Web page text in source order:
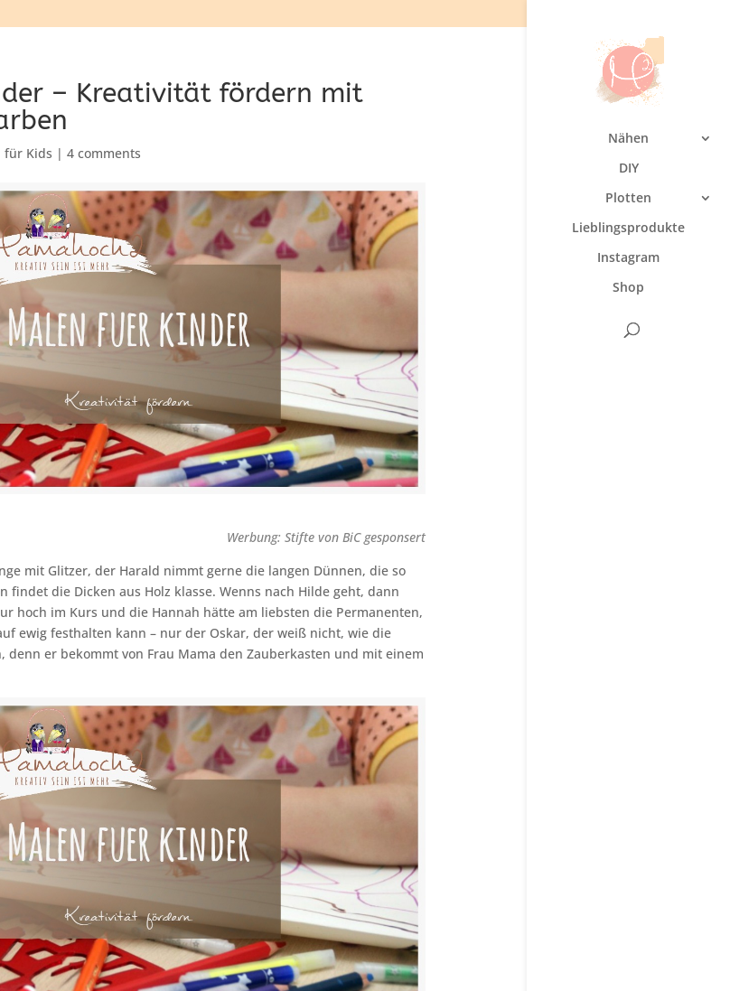
Nähen
DIY
Plotten
Lieblingsprodukte
Instagram
Shop
– Kreativität fördern mit
für Kids |4 comments
Werbung: Stifte von BiC gesponsert
mit Glitzer, der Harald nimmt gerne die langen Dünnen, die so
findet die Dicken aus Holz klasse. Wenns nach Hilde geht, dann
hoch im Kurs und die Hannah hätte am liebsten die Permanenten,
ewig festhalten kann – nur der Oskar, der weiß nicht, wie die
denn er bekommt von Frau Mama den Zauberkasten und mit einem